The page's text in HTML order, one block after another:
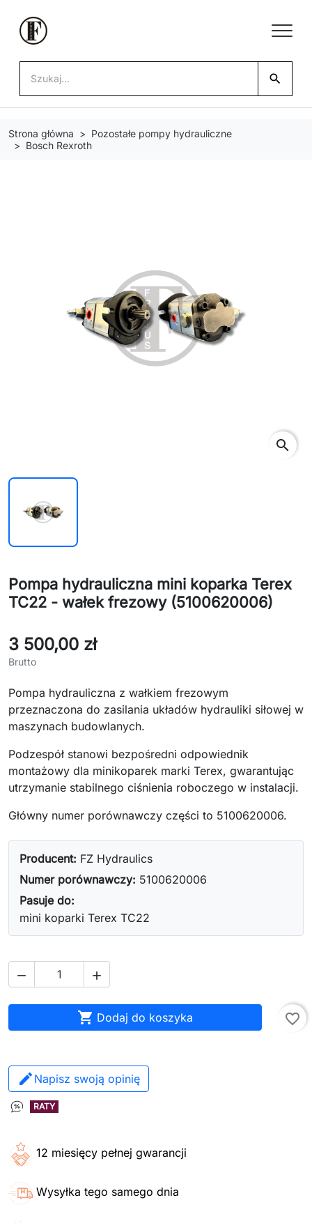
search
Strona główna
Pozostałe pompy hydrauliczne
Bosch Rexroth
search
Pompa hydrauliczna mini koparka Terex
TC22 - wałek frezowy (5100620006)
3 500,00 zł
Brutto
Pompa hydrauliczna z wałkiem frezowym
przeznaczona do zasilania układów hydrauliki siłowej w
maszynach budowlanych.
Podzespół stanowi bezpośredni odpowiednik
montażowy dla minikoparek marki Terex, gwarantując
utrzymanie stabilnego ciśnienia roboczego w instalacji.
Główny numer porównawczy części to 5100620006.
Producent: FZ Hydraulics
Numer porównawczy: 5100620006
Pasuje do:
mini koparki Terex TC22
 
 Dodaj do koszyka favorite_border
Napisz swoją opinię
RATY
12 miesięcy pełnej gwarancji
Wysyłka tego samego dnia